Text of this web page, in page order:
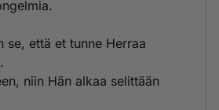
se, että et tunne Herraa
niin Hän alkaa selittään